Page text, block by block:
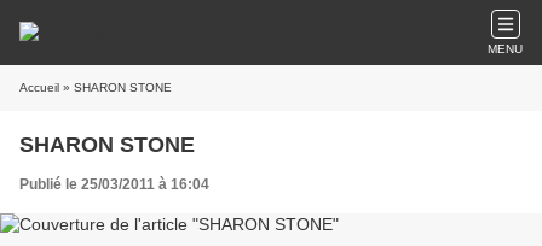
MENU
Accueil » SHARON STONE
SHARON STONE
Publié le 25/03/2011 à 16:04